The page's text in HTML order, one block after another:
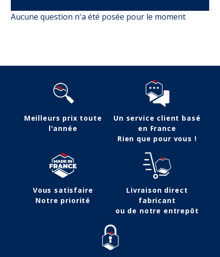
Aucune question n'a été posée pour le moment
Meilleurs prix toute
l'année
Un service client basé
en France
Rien que pour vous !
Vous satisfaire
Notre priorité
Livraison direct
fabricant
ou de notre entrepôt